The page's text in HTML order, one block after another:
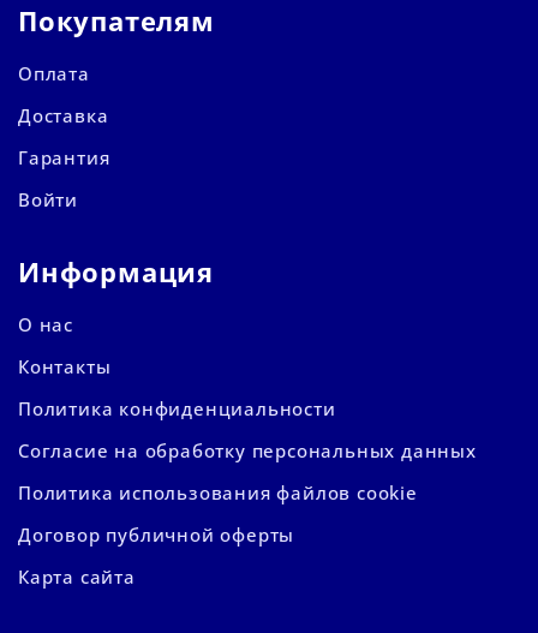
Покупателям
Оплата
Доставка
Гарантия
Войти
Информация
О нас
Контакты
Политика конфиденциальности
Согласие на обработку персональных данных
Политика использования файлов cookie
Договор публичной оферты
Карта сайта